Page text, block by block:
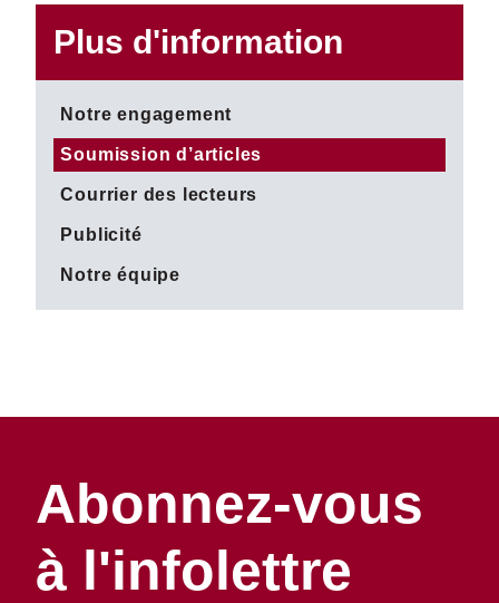
Plus d'information
Notre engagement
Soumission d’articles
Courrier des lecteurs
Publicité
Notre équipe
Abonnez-vous
à l'infolettre